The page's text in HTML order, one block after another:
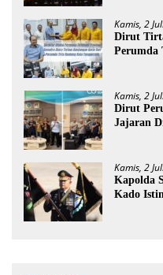
Kamis, 2
Dirut
Perumda
Kamis, 2
Dirut
Jajaran
Kamis, 2
Kapolda
Kado